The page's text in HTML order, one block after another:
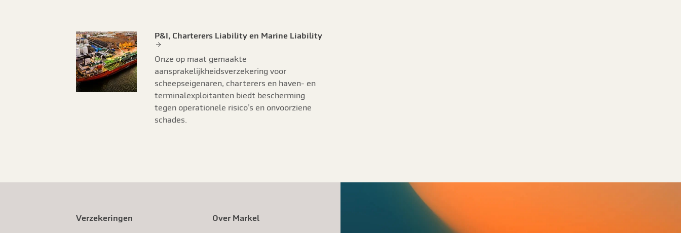
P&I, Charterers Liability en Marine Liability
Onze op maat gemaakte
aansprakelijkheidsverzekering voor
scheepseigenaren, charterers en haven- en
terminalexploitanten biedt bescherming
tegen operationele risico’s en onvoorziene
schades.
Verzekeringen Over Markel